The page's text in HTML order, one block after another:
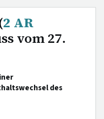
2 AR
vom 27.
des